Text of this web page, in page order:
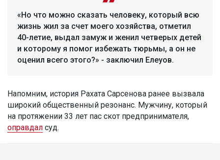
«Но что можно сказать человеку, который всю
жизнь жил за счет моего хозяйства, отметил
40-летие, выдал замуж и женил четверых детей
и которому я помог избежать тюрьмы, а он не
оценил всего этого?» - заключил Елеуов.
Напомним, история Рахата Сарсенова ранее вызвала
широкий общественный резонанс. Мужчину, который
на протяжении 33 лет пас скот предпринимателя,
оправдал суд.